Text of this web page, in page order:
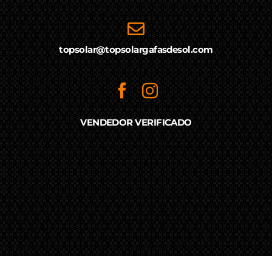
topsolar@topsolargafasdesol.com
VENDEDOR VERIFICADO